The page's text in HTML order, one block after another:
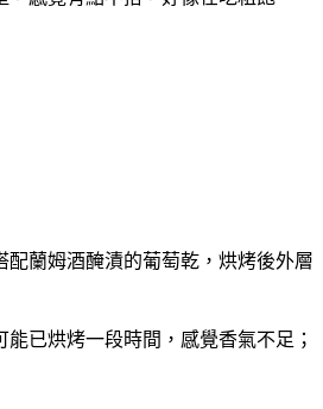
配蘭姆酒醃漬的葡萄乾，烘烤後外層
能已烘烤一段時間，感覺香氣不足；